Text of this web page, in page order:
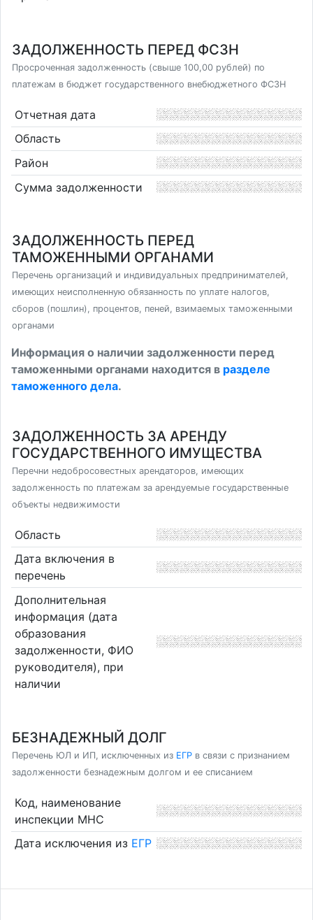
ЗАДОЛЖЕННОСТЬ ПЕРЕД ФСЗН
Просроченная задолженность (свыше 100,00 рублей) по
платежам в бюджет государственного внебюджетного ФСЗН
Отчетная дата
Область
Район
Сумма задолженности
ЗАДОЛЖЕННОСТЬ ПЕРЕД
ТАМОЖЕННЫМИ ОРГАНАМИ
Перечень организаций и индивидуальных предпринимателей,
имеющих неисполненную обязанность по уплате налогов,
сборов (пошлин), процентов, пеней, взимаемых таможенными
органами
Информация о наличии задолженности перед
таможенными органами находится в разделе
таможенного дела.
ЗАДОЛЖЕННОСТЬ ЗА АРЕНДУ
ГОСУДАРСТВЕННОГО ИМУЩЕСТВА
Перечни недобросовестных арендаторов, имеющих
задолженность по платежам за арендуемые государственные
объекты недвижимости
Область
Дата включения в
перечень
Дополнительная
информация (дата
образования
задолженности, ФИО
руководителя), при
наличии
БЕЗНАДЕЖНЫЙ ДОЛГ
Перечень ЮЛ и ИП, исключенных из ЕГР в связи с признанием
задолженности безнадежным долгом и ее списанием
Код, наименование
инспекции МНС
Дата исключения из ЕГР